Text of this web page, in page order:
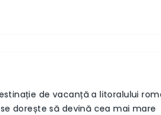
de vacanță a litoralului
dorește să devină cea mai mare